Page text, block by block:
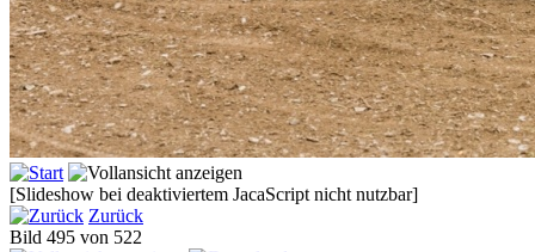
[Slideshow bei deaktiviertem JacaScript nicht nutzbar]
Zurück
Bild 495 von 522